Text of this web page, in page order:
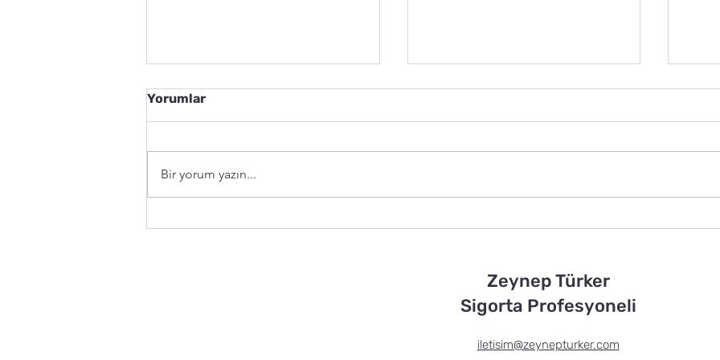
Yorumlar
Bir yorum yazın...
Zeynep Türker
Sigorta Profesyoneli
iletisim@zeynepturker.com